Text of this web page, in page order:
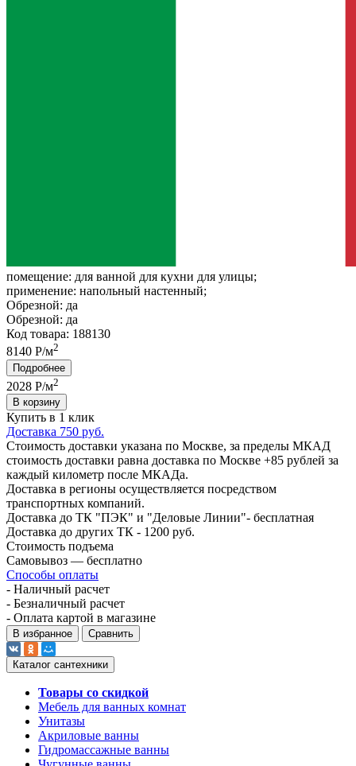
помещение: для ванной для кухни для улицы;
применение: напольный настенный;
Обрезной: да
Обрезной: да
Код товара: 188130
8140 Р/м2
Подробнее
2028 Р/м2
В корзину
Купить в 1 клик
Доставка 750 руб.
Стоимость доставки указана по Москве, за пределы МКАД
стоимость доставки равна доставка по Москве +85 рублей за
каждый километр после МКАДа.
Доставка в регионы осуществляется посредством
транспортных компаний.
Доставка до ТК "ПЭК" и "Деловые Линии"- бесплатная
Доставка до других ТК - 1200 руб.
Стоимость подъема
Самовывоз — бесплатно
Способы оплаты
- Наличный расчет
- Безналичный расчет
- Оплата картой в магазине
В избранное Сравнить
Каталог сантехники
Товары со скидкой
Мебель для ванных комнат
Унитазы
Акриловые ванны
Гидромассажные ванны